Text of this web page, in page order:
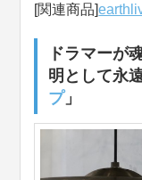
[関連商品]
ドラマーが
明として永
プ」